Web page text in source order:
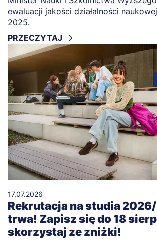
ewaluacji jakości działalności
2025.
PRZECZYTAJ
17.07.2026
Rekrutacja na studia
trwa! Zapisz się do 18
skorzystaj ze zniżki!